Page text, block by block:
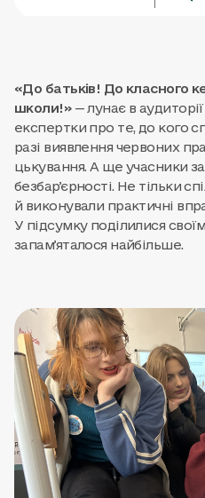
«До батьків! До класного
школи!»— лунає в
експертки про те, до кого
разі виявлення червоних
цькування. А ще учасники
безбарʼєрності. Не тільки
й виконували практичні
У підсумку поділилися
запамʼяталося найбільше.